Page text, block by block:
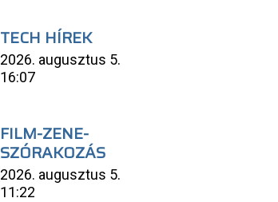
TECH HÍREK
2026. augusztus 5.
16:07
FILM-ZENE-
SZÓRAKOZÁS
2026. augusztus 5.
11:22